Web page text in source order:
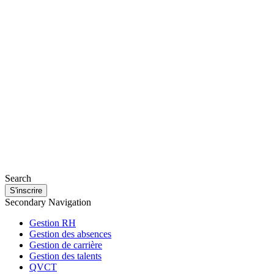
Search
S'inscrire
Secondary Navigation
Gestion RH
Gestion des absences
Gestion de carrière
Gestion des talents
QVCT